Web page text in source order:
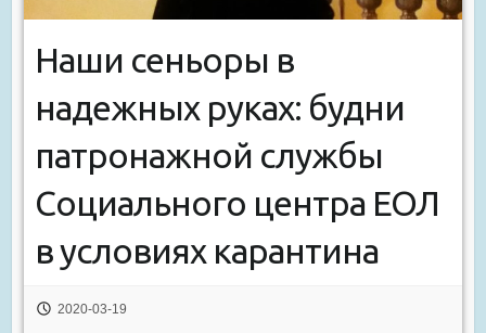
Наши сеньоры в
надежных руках: будни
патронажной службы
Социального центра ЕОЛ
в условиях карантина
2020-03-19